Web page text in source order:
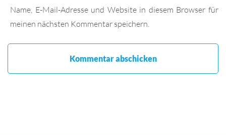
Name, E-Mail-Adresse und Website in diesem Browser für
meinen nächsten Kommentar speichern.